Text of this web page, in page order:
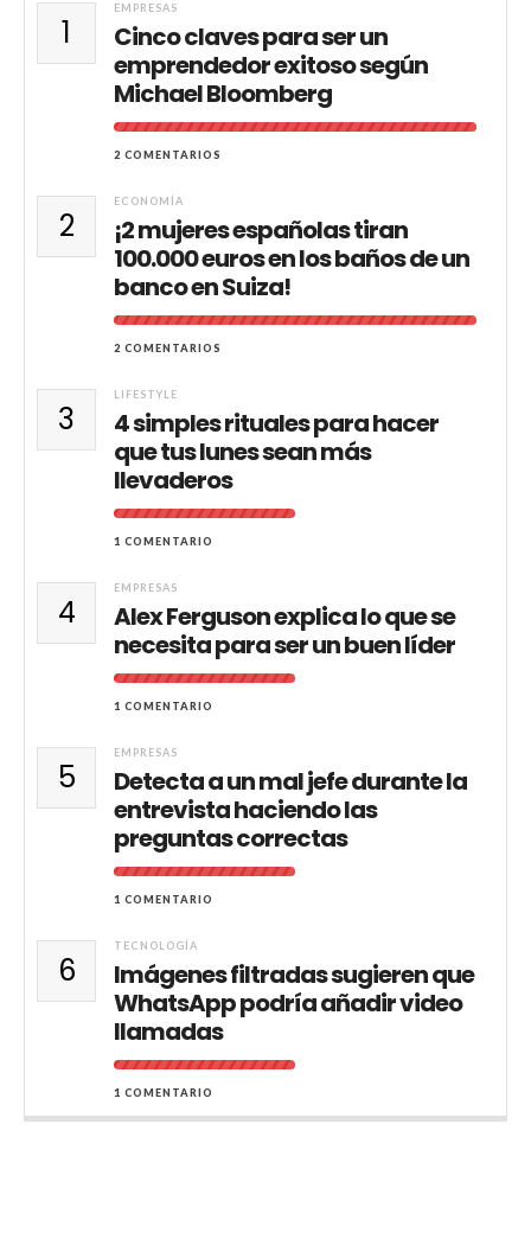
1
EMPRESAS
Cinco claves para ser un
emprendedor exitoso según
Michael Bloomberg
2 COMENTARIOS
2
ECONOMÍA
¡2 mujeres españolas tiran
100.000 euros en los baños de un
banco en Suiza!
2 COMENTARIOS
3
LIFESTYLE
4 simples rituales para hacer
que tus lunes sean más
llevaderos
1 COMENTARIO
4
EMPRESAS
Alex Ferguson explica lo que se
necesita para ser un buen líder
1 COMENTARIO
5
EMPRESAS
Detecta a un mal jefe durante la
entrevista haciendo las
preguntas correctas
1 COMENTARIO
6
TECNOLOGÍA
Imágenes filtradas sugieren que
WhatsApp podría añadir video
llamadas
1 COMENTARIO